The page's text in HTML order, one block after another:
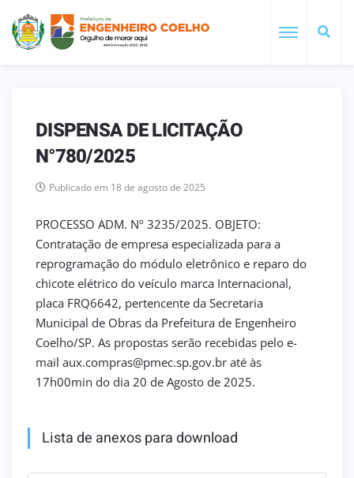
DISPENSA DE LICITAÇÃO
N°780/2025
Publicado em 18 de agosto de 2025
PROCESSO ADM. Nº 3235/2025. OBJETO:
Contratação de empresa especializada para a
reprogramação do módulo eletrônico e reparo do
chicote elétrico do veículo marca Internacional,
placa FRQ6642, pertencente da Secretaria
Municipal de Obras da Prefeitura de Engenheiro
Coelho/SP. As propostas serão recebidas pelo e-
mail aux.compras@pmec.sp.gov.br até às
17h00min do dia 20 de Agosto de 2025.
Lista de anexos para download